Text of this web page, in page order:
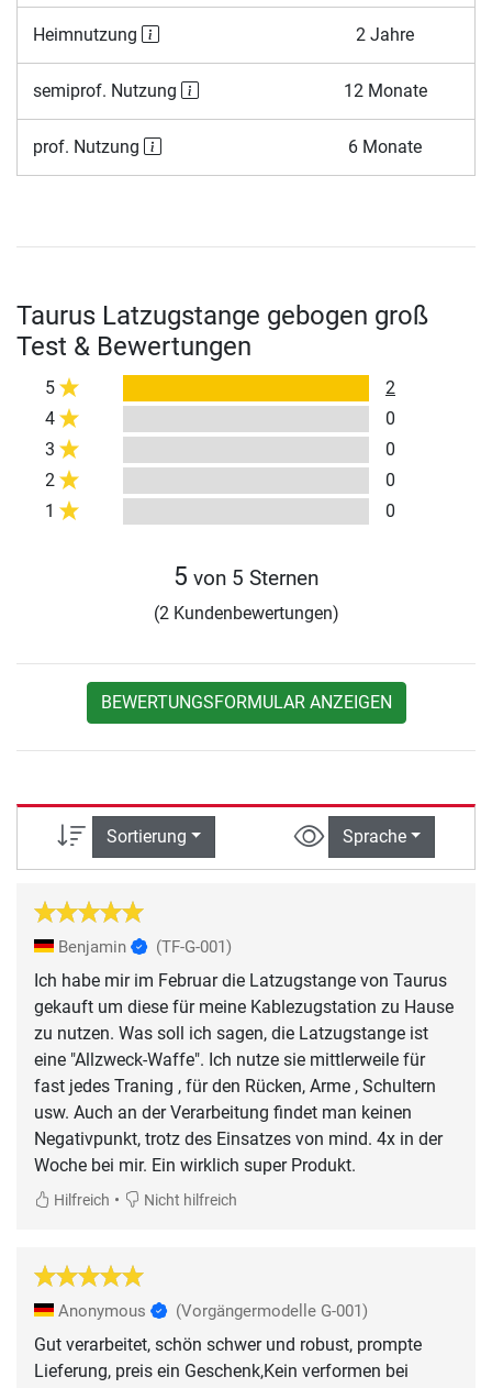
Heimnutzung 2 Jahre
semiprof. Nutzung 12 Monate
prof. Nutzung 6 Monate
Taurus Latzugstange gebogen groß
Test & Bewertungen
5
2
4
0
3
0
2
0
1
0
5 von 5 Sternen
(2 Kundenbewertungen)
BEWERTUNGSFORMULAR ANZEIGEN
Sortierung Sprache
Benjamin (TF-G-001)
Ich habe mir im Februar die Latzugstange von Taurus
gekauft um diese für meine Kablezugstation zu Hause
zu nutzen. Was soll ich sagen, die Latzugstange ist
eine "Allzweck-Waffe". Ich nutze sie mittlerweile für
fast jedes Traning , für den Rücken, Arme , Schultern
usw. Auch an der Verarbeitung findet man keinen
Negativpunkt, trotz des Einsatzes von mind. 4x in der
Woche bei mir. Ein wirklich super Produkt.
Hilfreich • Nicht hilfreich
Anonymous (Vorgängermodelle G-001)
Gut verarbeitet, schön schwer und robust, prompte
Lieferung, preis ein Geschenk,Kein verformen bei